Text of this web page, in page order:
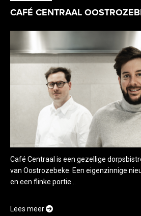
CAFÉ CENTRAAL
Café Centraal is een gezellige
van Oostrozebeke. Een eigenzinnige
en een flinke portie...
Lees meer